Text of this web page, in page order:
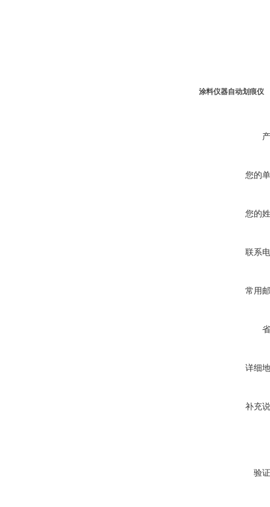
涂料仪器自动划痕仪
您的
您的
联系
常用
详细
补充
验